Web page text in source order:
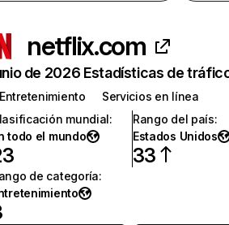
netflix.com
de 2026 Estadísticas de
Entretenimiento
Servicios en línea
mundial:
todo el mundo
Rango del país:
Estados Unidos
33
de categoría: